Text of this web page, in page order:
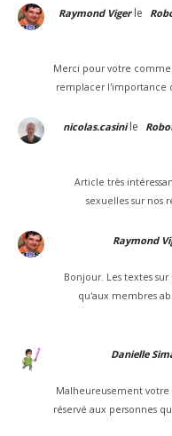
Raymond Vigerle
Merci pour votre
remplacer l'importance
nicolas.casinile
Article très
sexuelles sur nos
Raymond
Bonjour. Les textes
qu'aux membres
Danielle
Malheureusement
réservé aux personnes